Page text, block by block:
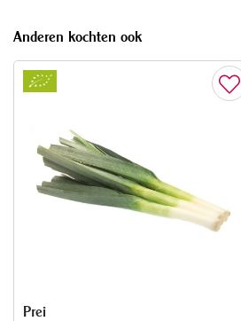
Anderen kochten ook
Prei